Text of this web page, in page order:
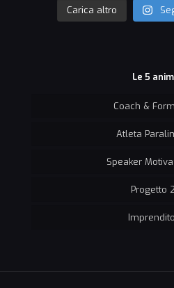
Carica altro
Le 5
Coach &
Atleta
Speaker
Progetto